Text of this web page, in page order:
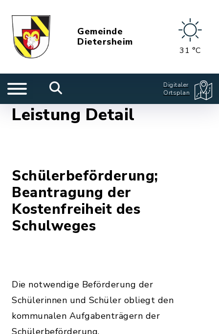
Gemeinde
Dietersheim
31 °C
Digitaler
Ortsplan
Leistung Detail
Schülerbeförderung;
Beantragung der
Kostenfreiheit des
Schulweges
Die notwendige Beförderung der
Schülerinnen und Schüler obliegt den
kommunalen Aufgabenträgern der
Schülerbeförderung.